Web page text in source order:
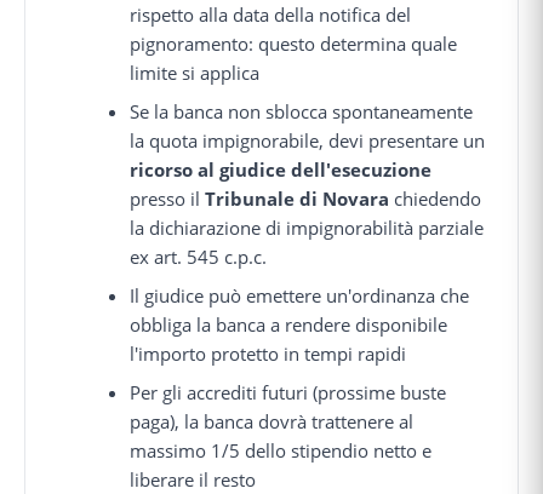
rispetto alla data della notifica del
pignoramento: questo determina quale
limite si applica
Se la banca non sblocca spontaneamente
la quota impignorabile, devi presentare un
ricorso al giudice dell'esecuzione
presso ilTribunale di Novara chiedendo
la dichiarazione di impignorabilità parziale
ex art. 545 c.p.c.
Il giudice può emettere un'ordinanza che
obbliga la banca a rendere disponibile
l'importo protetto in tempi rapidi
Per gli accrediti futuri (prossime buste
paga), la banca dovrà trattenere al
massimo 1/5 dello stipendio netto e
liberare il resto